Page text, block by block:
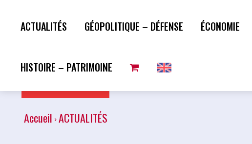
ACTUALITÉS GÉOPOLITIQUE – DÉFENSE ÉCONOMIE
HISTOIRE – PATRIMOINE
Accueil ACTUALITÉS